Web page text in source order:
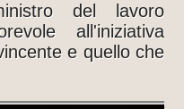
del lavoro
all'iniziativa
e quello che